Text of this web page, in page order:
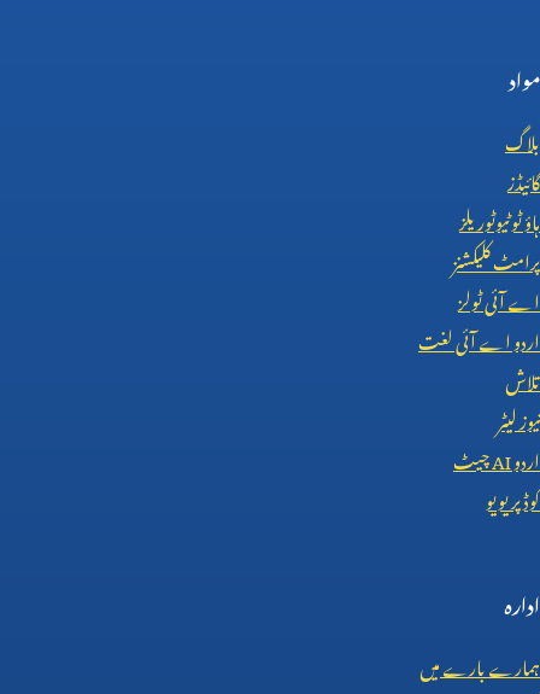
مواد
بلاگ
گائیڈز
ہاؤ ٹو ٹیوٹوریلز
پرامٹ کلیکشنز
اے آئی ٹولز
اردو اے آئی لغت
تلاش
نیوز لیٹر
اردوAIچیٹ
کوڈ پریویو
ادارہ
ہمارے بارے میں